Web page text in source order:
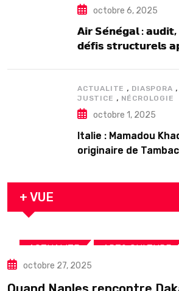
octobre 6, 2025
𝗔𝗶𝗿 𝗦𝗲́𝗻𝗲́𝗴𝗮𝗹 :
𝗱𝗲́𝗳𝗶𝘀 𝘀𝘁𝗿𝘂𝗰𝘁𝘂𝗿𝗲𝗹𝘀
ACTUALITE , DIASPORA ,
JUSTICE , NÉCROLOGIE
octobre 1, 2025
Italie : Mamadou
originaire de
arrestation
+ VUE
ACTUALITE ART& CULTURE
TOURISME
octobre 27, 2025